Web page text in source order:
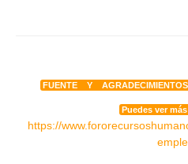
FUENTE Y
Puedes ver
https://